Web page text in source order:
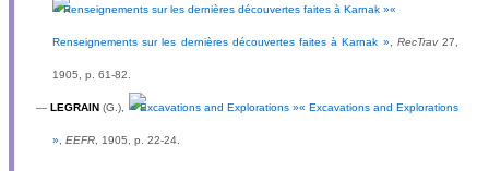
«
Renseignements sur les dernières découvertes faites à Karnak » RecTrav27,
1905, p. 61-82.
—LEGRAIN (G.), « Excavations and Explorations
», EEFR, 1905, p. 22-24.